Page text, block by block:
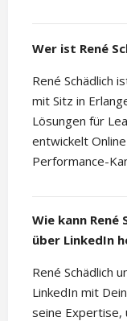
Wer ist René
René Schädlich
mit Sitz in
Lösungen für
entwickelt
Performance-
Wie kann René
über LinkedIn
René Schädlich
LinkedIn mit
seine Expertise,